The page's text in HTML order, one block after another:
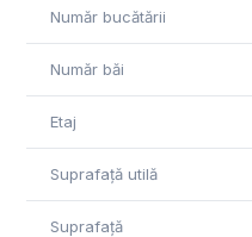
Număr bucătării
Număr băi
Etaj
Suprafață utilă
Suprafață